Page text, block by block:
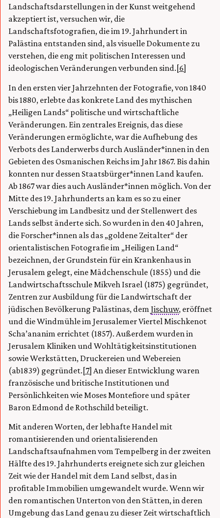
Landschaftsdarstellungen in der Kunst weitgehend
akzeptiert ist, versuchen wir, die
Landschaftsfotografien, die im 19. Jahrhundert in
Palästina entstanden sind, als visuelle Dokumente zu
verstehen, die eng mit politischen Interessen und
ideologischen Veränderungen verbunden sind. [6]
In den ersten vier Jahrzehnten der Fotografie, von 1840
bis 1880, erlebte das konkrete Land des mythischen
„Heiligen Lands“ politische und wirtschaftliche
Veränderungen. Ein zentrales Ereignis, das diese
Veränderungen ermöglichte, war die Aufhebung des
Verbots des Landerwerbs durch Ausländer*innen in den
Gebieten des Osmanischen Reichs im Jahr 1867. Bis dahin
konnten nur dessen Staatsbürger*innen Land kaufen.
Ab 1867 war dies auch Ausländer*innen möglich. Von der
Mitte des 19. Jahrhunderts an kam es so zu einer
Verschiebung im Landbesitz und der Stellenwert des
Lands selbst änderte sich. So wurden in den 40 Jahren,
die Forscher*innen als das „goldene Zeitalter“ der
orientalistischen Fotografie im „Heiligen Land“
bezeichnen, der Grundstein für ein Krankenhaus in
Jerusalem gelegt, eine Mädchenschule (1855) und die
Landwirtschaftsschule Mikveh Israel (1875) gegründet,
Zentren zur Ausbildung für die Landwirtschaft der
jüdischen Bevölkerung Palästinas, dem Jischuw, eröffnet
und die Windmühle im Jerusalemer Viertel Mischkenot
Scha’ananim errichtet (1857). Außerdem wurden in
Jerusalem Kliniken und Wohltätigkeitsinstitutionen
sowie Werkstätten, Druckereien und Webereien
(ab1839) gegründet.[7] An dieser Entwicklung waren
französische und britische Institutionen und
Persönlichkeiten wie Moses Montefiore und später
Baron Edmond de Rothschild beteiligt.
Mit anderen Worten, der lebhafte Handel mit
romantisierenden und orientalisierenden
Landschaftsaufnahmen vom Tempelberg in der zweiten
Hälfte des 19. Jahrhunderts ereignete sich zur gleichen
Zeit wie der Handel mit dem Land selbst, das in
profitable Immobilien umgewandelt wurde. Wenn wir
den romantischen Unterton von den Stätten, in deren
Umgebung das Land genau zu dieser Zeit wirtschaftlich